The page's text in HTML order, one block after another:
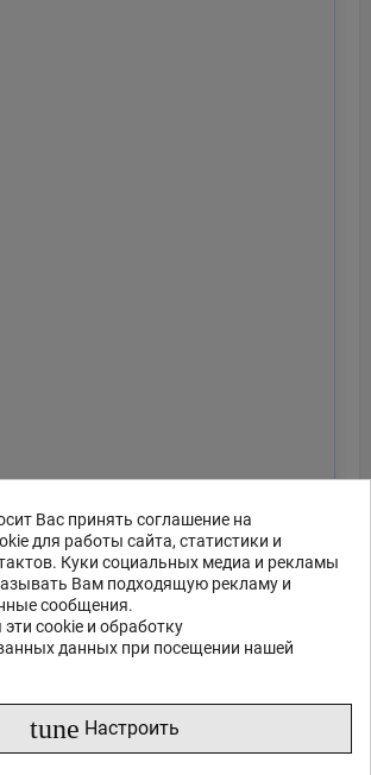
Вас принять соглашение на
для работы сайта, статистики и
Куки социальных медиа и рекламы
Вам подходящую рекламу и
сообщения.
cookie и обработку
данных при посещении нашей
tune Настроить
Отправить